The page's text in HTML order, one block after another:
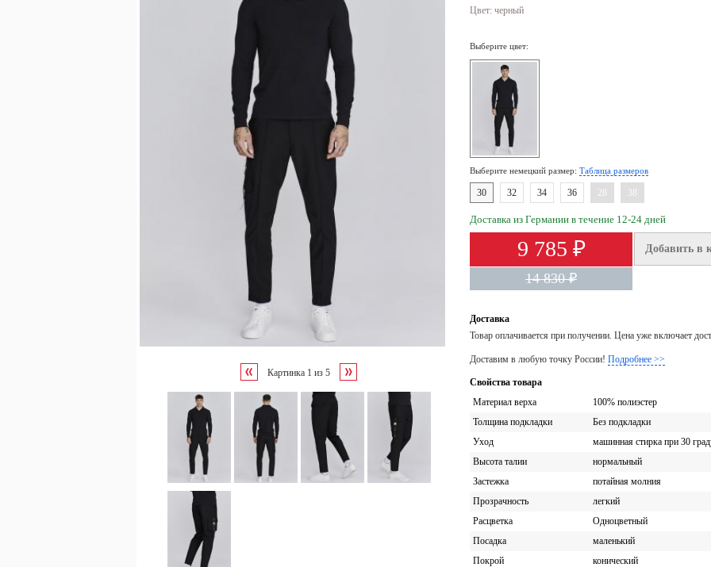
Картинка 1 из 5
Цвет: черный
Выберите цвет:
Выберите немецкий размер: Таблица размеров
30 32 34 36 28
Доставка из Германии в течение 12-24 дней
9 785 ₽ Добавить в
14 830 ₽
Доставка
Товар оплачивается при получении. Цена уже включает
Доставим в любую точку России! Подробнее >>
Свойства товара
Материал верха
100% полиэстер
Толщина подкладки
Без подкладки
Уход
машинная стирка при 30
Высота талии
нормальный
Застежка
потайная молния
Прозрачность
легкий
Расцветка
Одноцветный
Посадка
маленький
Покрой
конический